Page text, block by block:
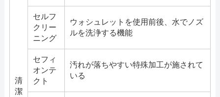
清
潔
セルフ
クリー
ニング
ウォシュレットを使用前後、水でノズ
ルを洗浄する機能
セフィ
オンテ
クト
汚れが落ちやすい特殊加工が施されて
いる